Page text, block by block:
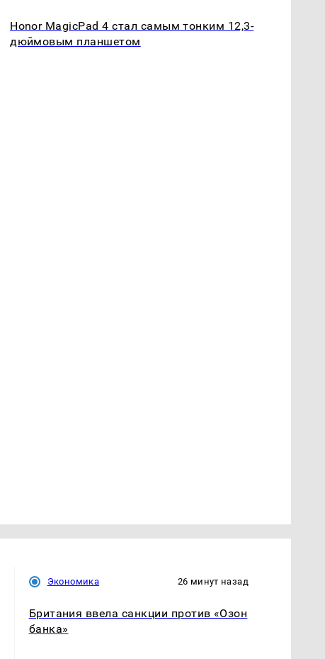
Honor MagicPad 4 стал самым тонким 12,3-
дюймовым планшетом
Экономика 26 минут назад
Британия ввела санкции против «Озон
банка»